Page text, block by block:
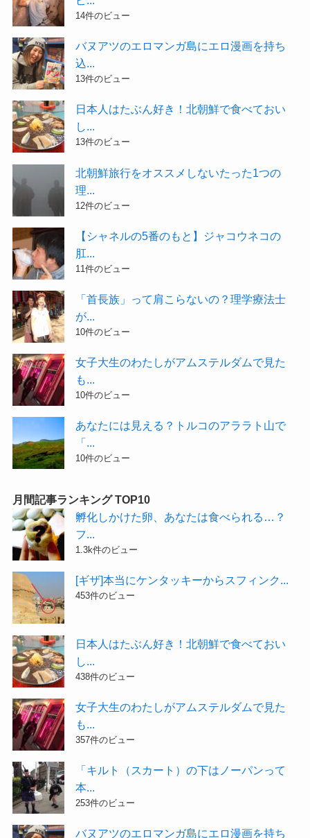
14件のビュー
バヌアツのエロマンガ島にエロ漫画を持ち
込...
13件のビュー
日本人はたぶん好き！北朝鮮で食べておい
し...
13件のビュー
北朝鮮旅行をオススメしないたった1つの
理...
12件のビュー
【シャネルの5番のもと】ジャコウネコの
肛...
11件のビュー
「首長族」って肩こらないの？理学療法士
が...
10件のビュー
女子大生のわたしがアムステルダムで見た
も...
10件のビュー
あなたには見える？トルコのアララト山で
「...
10件のビュー
月間記事ランキング TOP10
孵化しかけた卵、あなたは食べられる…？
フ...
1.3k件のビュー
[ギザ]本当にケンタッキーからスフィンク...
453件のビュー
日本人はたぶん好き！北朝鮮で食べておい
し...
438件のビュー
女子大生のわたしがアムステルダムで見た
も...
357件のビュー
「キルト（スカート）の下はノーパンって
本...
253件のビュー
バヌアツのエロマンガ島にエロ漫画を持ち